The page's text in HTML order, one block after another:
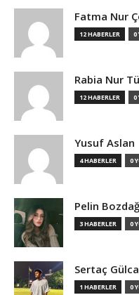
Fatma Nur
12 HABERLER 0
Rabia Nur
12 HABERLER 0
Yusuf Aslan
4 HABERLER 0
Pelin Bozdağ
3 HABERLER 0
Sertaç
1 HABERLER 0